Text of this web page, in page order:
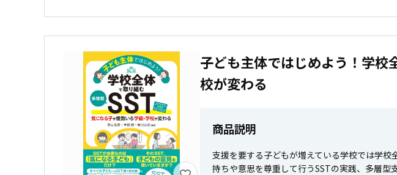
子ども主体ではじめよう！学校
校が変わる
商品説明
支援を要する子どもが増えている学校では学
持ちや意思を尊重して行うSSTの実践、多層型